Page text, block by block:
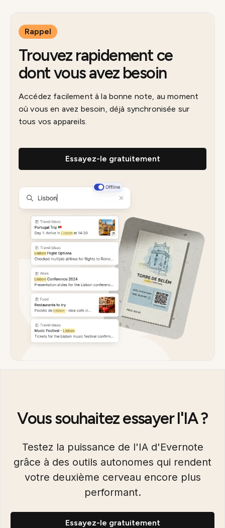
Rappel
Trouvez rapidement ce
dont vous avez besoin
Accédez facilement à la bonne note, au moment
où vous en avez besoin, déjà synchronisée sur
tous vos appareils.
Essayez-le gratuitement
Vous souhaitez essayer l'IA ?
Testez la puissance de l'IA d'Evernote
grâce à des outils autonomes qui rendent
votre deuxième cerveau encore plus
performant.
Essayez-le gratuitement